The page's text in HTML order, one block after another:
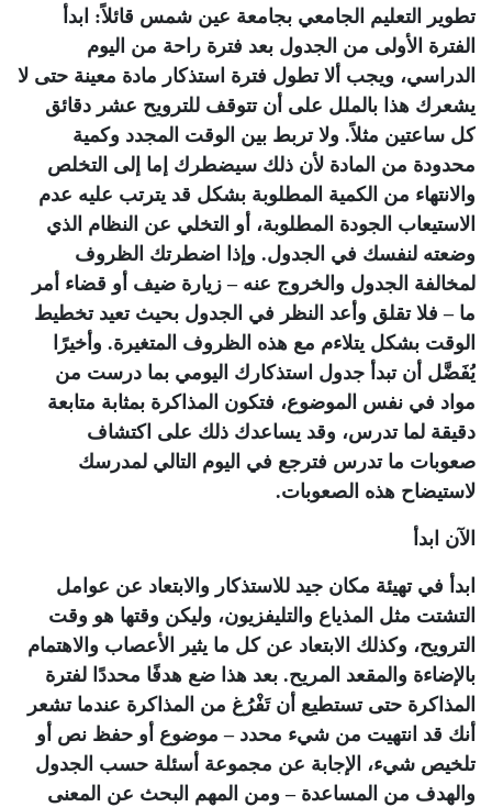
تطوير التعليم الجامعي بجامعة عين شمس قائلاً: ابدأ
الفترة الأولى من الجدول بعد فترة راحة من اليوم
الدراسي، ويجب ألا تطول فترة استذكار مادة معينة حتى لا
يشعرك هذا بالملل على أن تتوقف للترويح عشر دقائق
كل ساعتين مثلاً. ولا تربط بين الوقت المجدد وكمية
محدودة من المادة لأن ذلك سيضطرك إما إلى التخلص
والانتهاء من الكمية المطلوبة بشكل قد يترتب عليه عدم
الاستيعاب الجودة المطلوبة، أو التخلي عن النظام الذي
وضعته لنفسك في الجدول. وإذا اضطرتك الظروف
لمخالفة الجدول والخروج عنه – زيارة ضيف أو قضاء أمر
ما – فلا تقلق وأعد النظر في الجدول بحيث تعيد تخطيط
الوقت بشكل يتلاءم مع هذه الظروف المتغيرة. وأخيرًا
يُفَضَّل أن تبدأ جدول استذكارك اليومي بما درست من
مواد في نفس الموضوع، فتكون المذاكرة بمثابة متابعة
دقيقة لما تدرس، وقد يساعدك ذلك على اكتشاف
صعوبات ما تدرس فترجع في اليوم التالي لمدرسك
لاستيضاح هذه الصعوبات.
الآن ابدأ
ابدأ في تهيئة مكان جيد للاستذكار والابتعاد عن عوامل
التشتت مثل المذياع والتليفزيون، وليكن وقتها هو وقت
الترويح، وكذلك الابتعاد عن كل ما يثير الأعصاب والاهتمام
بالإضاءة والمقعد المريح. بعد هذا ضع هدفًا محددًا لفترة
المذاكرة حتى تستطيع أن تَفْرُغ من المذاكرة عندما تشعر
أنك قد انتهيت من شيء محدد – موضوع أو حفظ نص أو
تلخيص شيء، الإجابة عن مجموعة أسئلة حسب الجدول
والهدف من المساعدة – ومن المهم البحث عن المعنى